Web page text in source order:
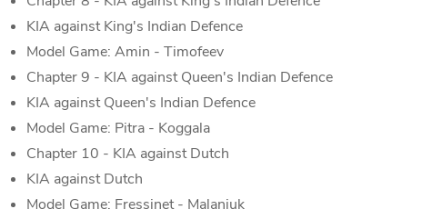
KIA against King's Indian Defence
Model Game: Amin - Timofeev
Chapter 9 - KIA against Queen's Indian Defence
KIA against Queen's Indian Defence
Model Game: Pitra - Koggala
Chapter 10 - KIA against Dutch
KIA against Dutch
Model Game: Fressinet - Malaniuk